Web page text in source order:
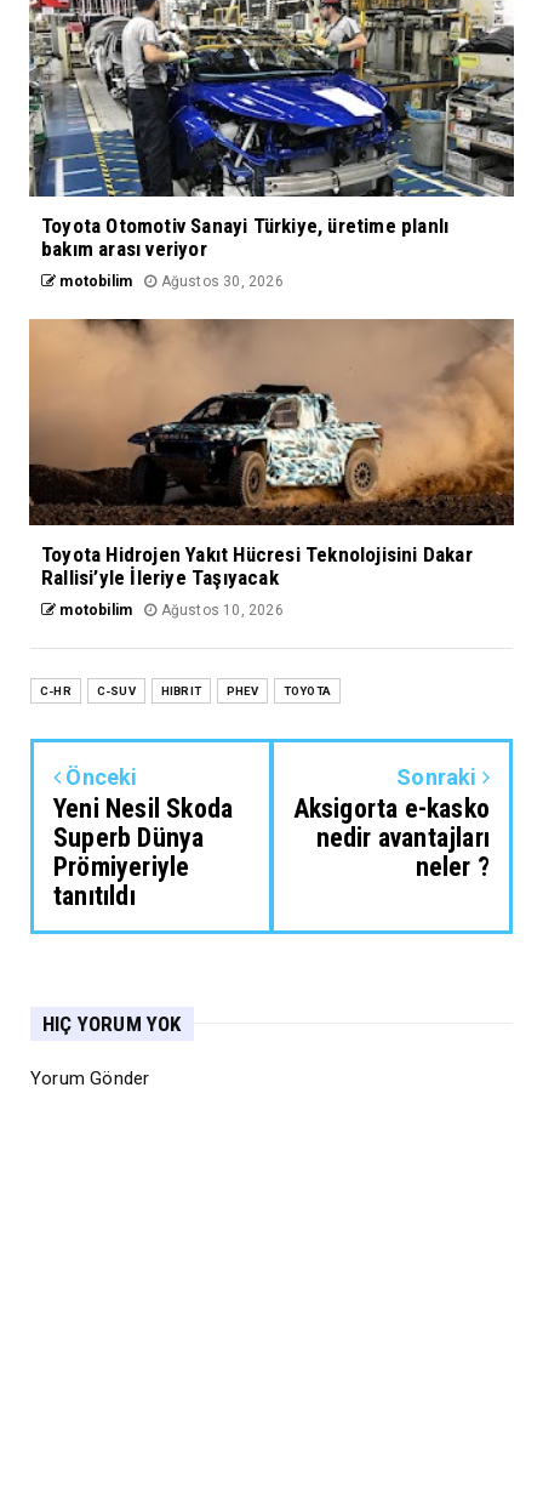
Toyota Otomotiv Sanayi Türkiye, üretime planlı
bakım arası veriyor
motobilim Ağustos 30, 2026
Toyota Hidrojen Yakıt Hücresi Teknolojisini Dakar
Rallisi’yle İleriye Taşıyacak
motobilim Ağustos 10, 2026
C-HR C-SUV HIBRIT PHEV TOYOTA
Önceki
Yeni Nesil Skoda
Superb Dünya
Prömiyeriyle
tanıtıldı
Sonraki
Aksigorta e-kasko
nedir avantajları
neler ?
HIÇ YORUM YOK
Yorum Gönder